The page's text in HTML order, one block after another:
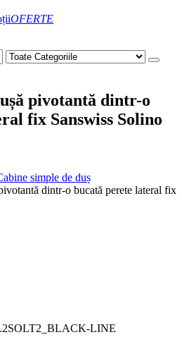
OFERTE
pivotantă dintr-o
fix Sanswiss Solino
simple de duș
dintr-o bucată perete lateral fix